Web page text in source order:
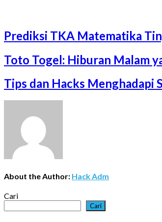
Prediksi TKA Matematika
Toto Togel: Hiburan Malam
Tips dan Hacks Menghadapi
About the Author: Hack Adm
Cari
Cari